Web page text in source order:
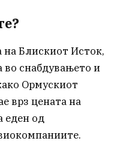
на Блискиот Исток,
во снабдувањето и
Ормускиот
врз цената на
еден од